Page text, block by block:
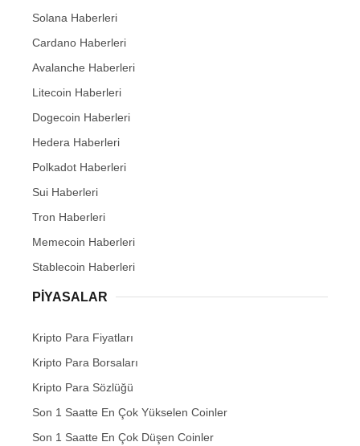
Solana Haberleri
Cardano Haberleri
Avalanche Haberleri
Litecoin Haberleri
Dogecoin Haberleri
Hedera Haberleri
Polkadot Haberleri
Sui Haberleri
Tron Haberleri
Memecoin Haberleri
Stablecoin Haberleri
PIYASALAR
Kripto Para Fiyatları
Kripto Para Borsaları
Kripto Para Sözlüğü
Son 1 Saatte En Çok Yükselen Coinler
Son 1 Saatte En Çok Düşen Coinler